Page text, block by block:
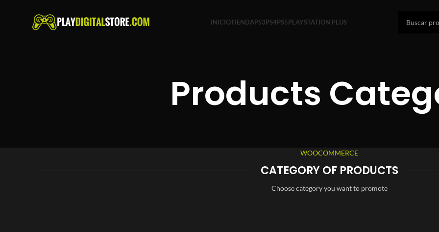
INICIOTIENDAPS3PS4PS5PLAYSTATION PLUS
Products
WOOCOMMERCE
CATEGORY OF PRODUCTS
Choose category you want to promote